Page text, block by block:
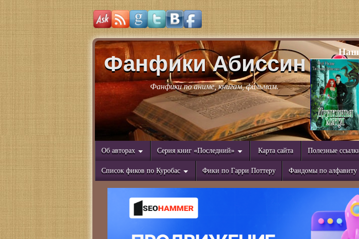
Фанфики Абиссин
Фанфики по аниме, книгам, фильмам.
Об авторах Серия книг «Последний» Карта сайта Полезные
Список фиков по Куробас Фики по Гарри Поттеру Фандомы по алфавиту